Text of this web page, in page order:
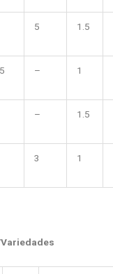
5 1.5
– 1
– 1.5
3 1